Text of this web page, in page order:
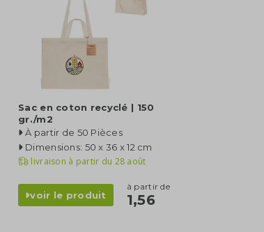
Sac en coton recyclé | 150
gr./m2
À partir de 50 Pièces
Dimensions: 50 x 36 x 12 cm
livraison à partir du 28 août
voir le produit
à partir de
1,56